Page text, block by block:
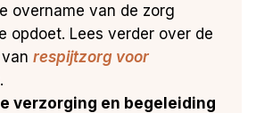
overname van de zorg
opdoet. Lees verder over de
vanrespijtzorg voor
.
verzorging en begeleiding